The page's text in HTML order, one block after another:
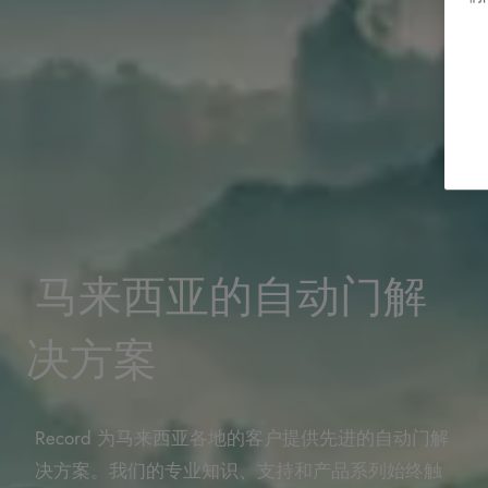
马来西亚的自动门解
决方案
Record 为马来西亚各地的客户提供先进的自动门解
决方案。我们的专业知识、支持和产品系列始终触